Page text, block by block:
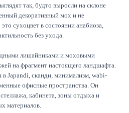
так, будто выросли на склоне
декоративный мох и не
сухоцвет в состоянии анабиоза,
без ухода.
лишайниками и моховыми
на фрагмент настоящего ландшафта.
в Japandi, сканди, минимализм, wabi-
офисные пространства. Он
кабинета, зоны отдыха и
материалов.
Отправить